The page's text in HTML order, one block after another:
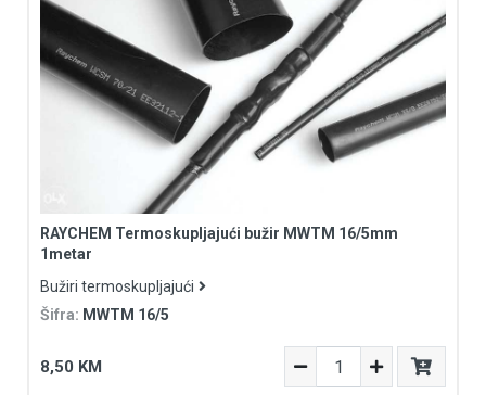
RAYCHEM Termoskupljajući bužir MWTM 16/5mm
1metar
Bužiri termoskupljajući
Šifra: MWTM 16/5
8,50 KM